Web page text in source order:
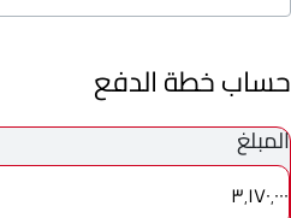
حساب خطة الدفع
المبلغ
٣٬١٧٠٬٠٠٠